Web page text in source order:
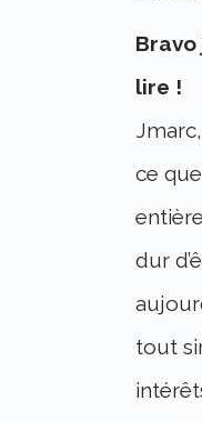
lire !
ce
dur
tout